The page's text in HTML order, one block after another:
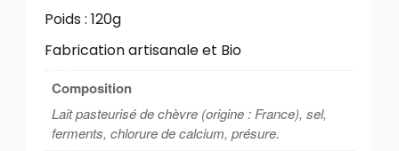
Poids : 120g
Fabrication artisanale et Bio
Composition
Lait pasteurisé de chèvre (origine : France), sel,
ferments, chlorure de calcium, présure.